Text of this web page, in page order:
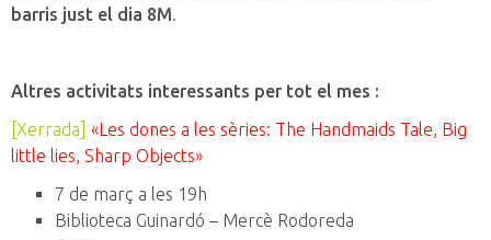
barris just el dia 8M.
Altres activitats interessants per tot el mes :
[Xerrada]
«Les dones a les sèries: The Handmaids Tale, Big
little lies, Sharp Objects»
7 de març a les 19h
Biblioteca Guinardó – Mercè Rodoreda